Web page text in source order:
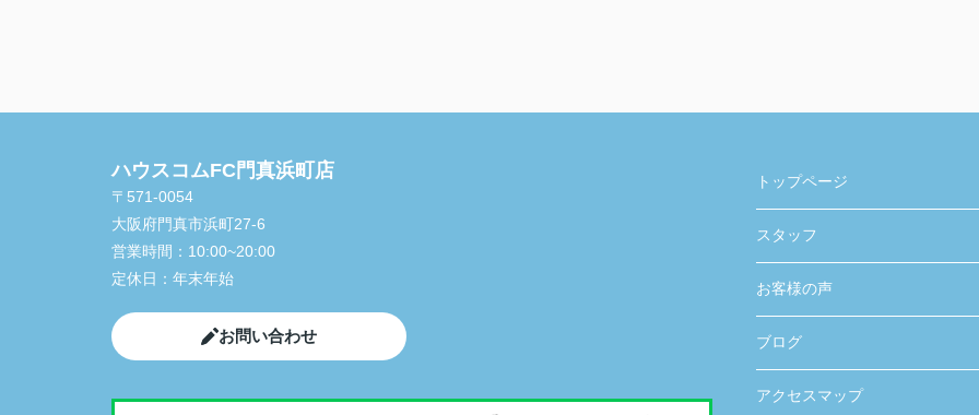
ハウスコムFC門真浜町店
〒571-0054
大阪府門真市浜町27-6
営業時間： 10:00~20:00
定休日： 年末年始
お問い合わせ
トップページ
スタッフ
お客様の声
ブログ
アクセスマップ